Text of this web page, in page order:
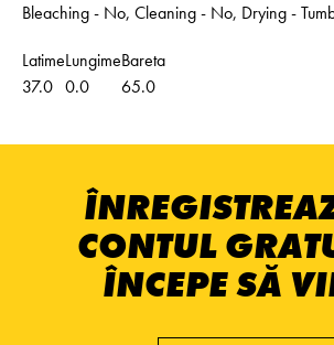
Bleaching - No, Cleaning - No, Drying -
LatimeLungimeBareta
37.0 0.0 65.0
CONTUL
ÎNCEPE SĂ